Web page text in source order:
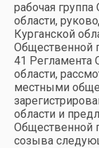
рабочая
области,
Курганской
Общественной
41 Регламента
области,
местными
области и
Общественной
созыва